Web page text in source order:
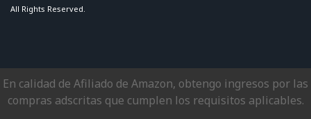
All Rights Reserved.
En calidad de Afiliado de Amazon, obtengo ingresos por las
compras adscritas que cumplen los requisitos aplicables.